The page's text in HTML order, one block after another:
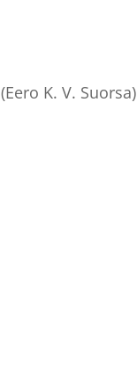
(Eero K. V. Suorsa)